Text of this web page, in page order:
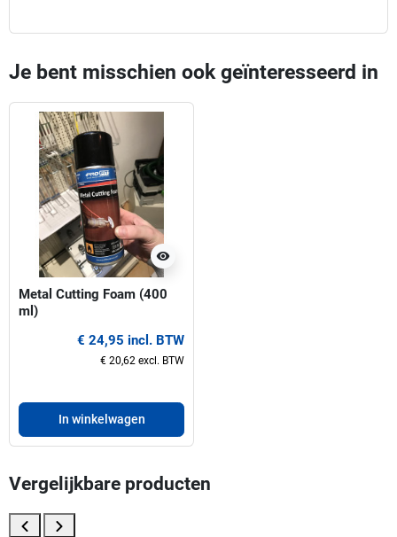
Je bent misschien ook geïnteresseerd in
visibility
Metal Cutting Foam (400
ml)
€ 24,95 incl. BTW
€ 20,62 excl. BTW
In winkelwagen
Vergelijkbare producten